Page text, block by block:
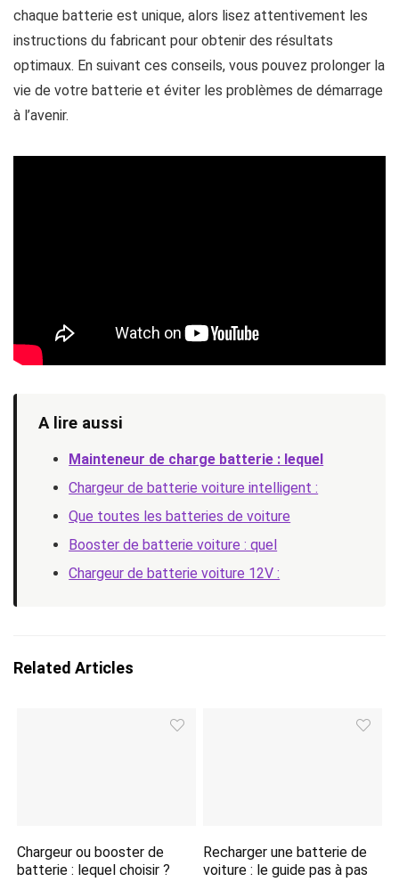
chaque batterie est unique, alors lisez attentivement les
instructions du fabricant pour obtenir des résultats
optimaux. En suivant ces conseils, vous pouvez prolonger la
vie de votre batterie et éviter les problèmes de démarrage
à l’avenir.
A lire aussi
Mainteneur de charge batterie : lequel
Chargeur de batterie voiture intelligent :
Que toutes les batteries de voiture
Booster de batterie voiture : quel
Chargeur de batterie voiture 12V :
Related Articles
Chargeur ou booster de
batterie : lequel choisir ?
Recharger une batterie de
voiture : le guide pas à pas